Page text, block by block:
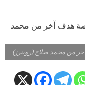
من محمد صلاح (رويترز)